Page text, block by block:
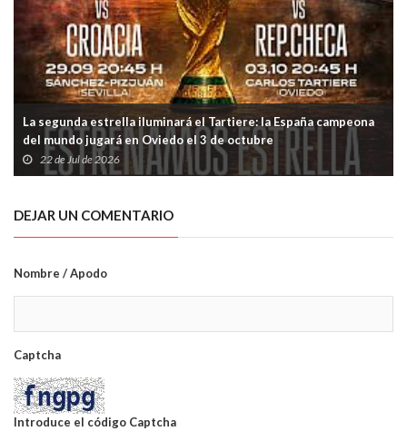
La segunda estrella iluminará el Tartiere: la España campeona
del mundo jugará en Oviedo el 3 de octubre
22 de Jul de 2026
DEJAR UN COMENTARIO
Nombre / Apodo
Captcha
Introduce el código Captcha